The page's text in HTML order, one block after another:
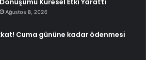
Ağustos 8, 2026
Cuma gününe kadar ödenmesi